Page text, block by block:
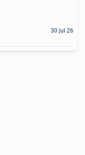
30 jul 26